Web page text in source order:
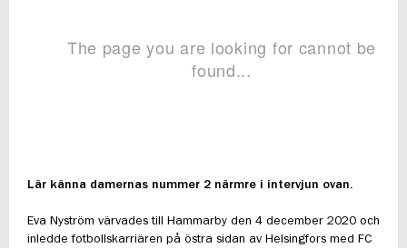
Lär känna damernas nummer 2 närmre i intervjun ovan.
Eva Nyström värvades till Hammarby den 4 december 2020 och
inledde fotbollskarriären på östra sidan av Helsingfors med FC